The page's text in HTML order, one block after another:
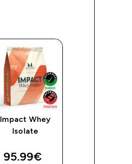
Impact Whey
Isolate
95.99€‎